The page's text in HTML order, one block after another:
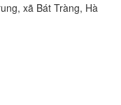
xã Bát Tràng, Hà